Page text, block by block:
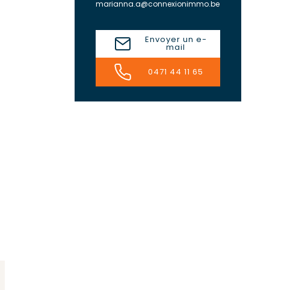
marianna.a@connexionimmo.be
Envoyer un e-
mail
0471 44 11 65